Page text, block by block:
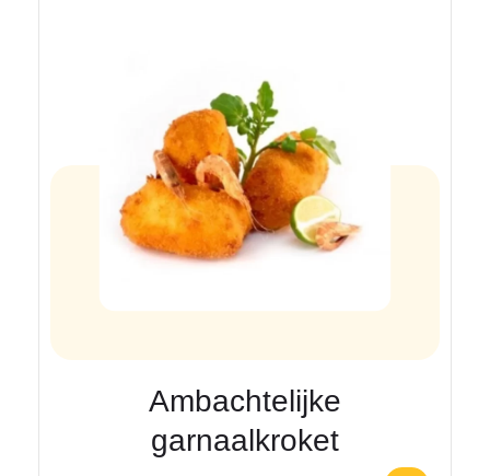
Ambachtelijke
garnaalkroket